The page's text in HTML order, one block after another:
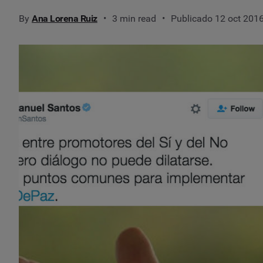
By Ana Lorena Ruiz 3 min read Publicado 12 oct